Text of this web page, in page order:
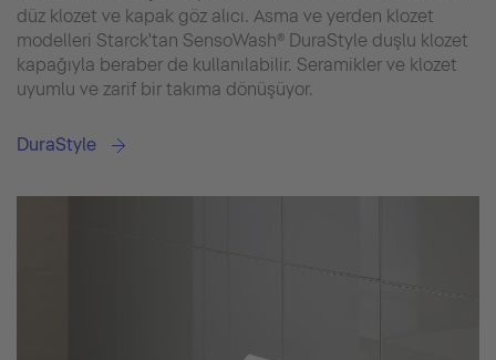
düz klozet ve kapak göz alıcı. Asma ve yerden klozet
modelleri Starck'tan SensoWash® DuraStyle duşlu klozet
kapağıyla beraber de kullanılabilir. Seramikler ve klozet
uyumlu ve zarif bir takıma dönüşüyor.
DuraStyle